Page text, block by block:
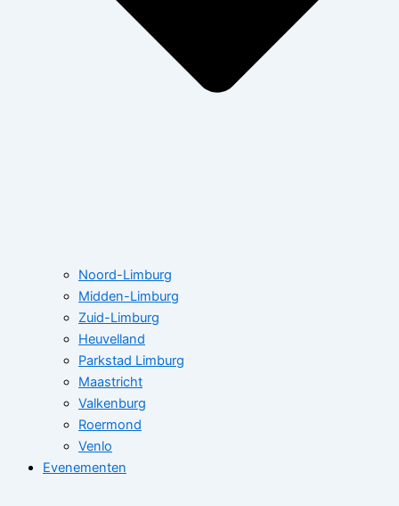
Noord-Limburg
Midden-Limburg
Zuid-Limburg
Heuvelland
Parkstad Limburg
Maastricht
Valkenburg
Roermond
Venlo
Evenementen